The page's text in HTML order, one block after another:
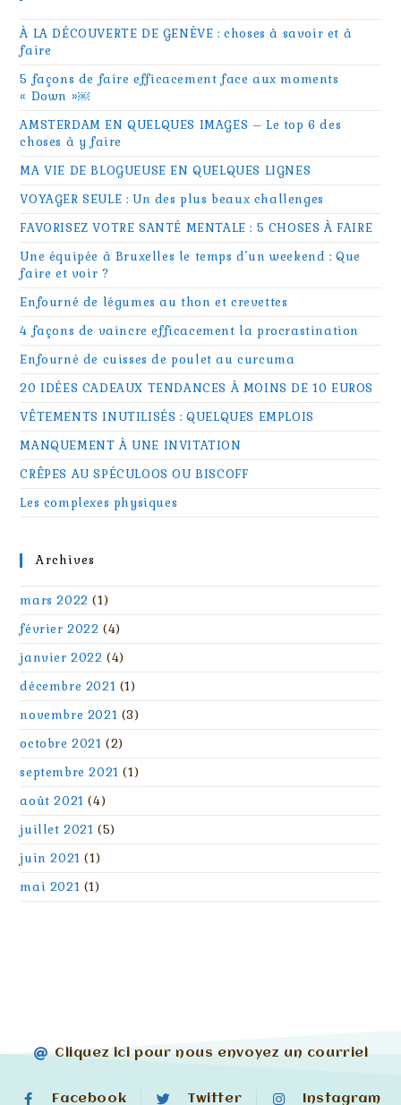
À LA DÉCOUVERTE DE GENÈVE : choses à savoir et à
faire
5 façons de faire efficacement face aux moments
« Down »￼
AMSTERDAM EN QUELQUES IMAGES – Le top 6 des
choses à y faire
MA VIE DE BLOGUEUSE EN QUELQUES LIGNES
VOYAGER SEULE : Un des plus beaux challenges
FAVORISEZ VOTRE SANTÉ MENTALE : 5 CHOSES À FAIRE
Une équipée à Bruxelles le temps d’un weekend : Que
faire et voir ?
Enfourné de légumes au thon et crevettes
4 façons de vaincre efficacement la procrastination
Enfourné de cuisses de poulet au curcuma
20 IDÉES CADEAUX TENDANCES À MOINS DE 10 EUROS
VÊTEMENTS INUTILISÉS : QUELQUES EMPLOIS
MANQUEMENT À UNE INVITATION
CRÊPES AU SPÉCULOOS OU BISCOFF
Les complexes physiques
Archives
mars 2022 (1)
février 2022 (4)
janvier 2022 (4)
décembre 2021 (1)
novembre 2021 (3)
octobre 2021 (2)
septembre 2021 (1)
août 2021 (4)
juillet 2021 (5)
juin 2021 (1)
mai 2021 (1)
Cliquez ici pour nous envoyez un courriel
Facebook Twitter Instagram